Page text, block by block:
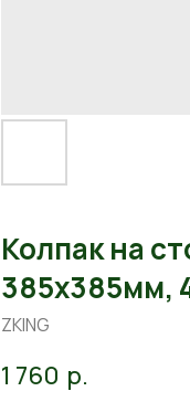
Колпак на
385х385мм,
ZKING
1 760 р.